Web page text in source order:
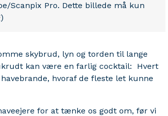
Scanpix Pro. Dette billede må kun
skybrud, lyn og torden til lange
kan være en farlig cocktail: Hvert
hvoraf de fleste let kunne
for at tænke os godt om, før vi